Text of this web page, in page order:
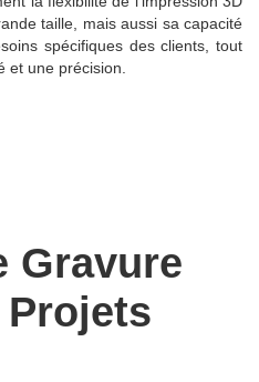
taille, mais aussi sa capacité
spécifiques des clients, tout
et une précision.
Gravure